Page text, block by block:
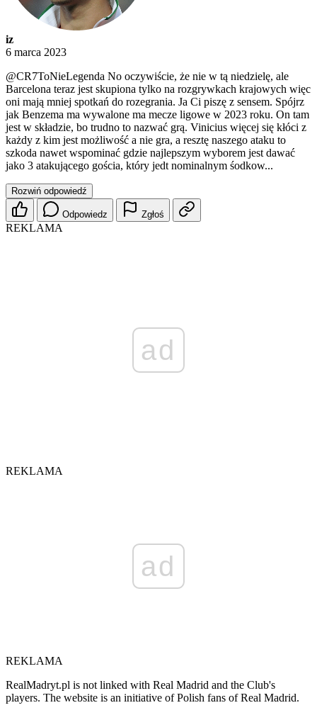
iz
6 marca 2023
@CR7ToNieLegenda No oczywiście, że nie w tą niedzielę, ale
Barcelona teraz jest skupiona tylko na rozgrywkach krajowych więc
oni mają mniej spotkań do rozegrania. Ja Ci piszę z sensem. Spójrz
jak Benzema ma wywalone ma mecze ligowe w 2023 roku. On tam
jest w składzie, bo trudno to nazwać grą. Vinicius więcej się kłóci z
każdy z kim jest możliwość a nie gra, a resztę naszego ataku to
szkoda nawet wspominać gdzie najlepszym wyborem jest dawać
jako 3 atakującego gościa, który jedt nominalnym śodkow...
Rozwiń odpowiedź
Odpowiedz Zgłoś
REKLAMA
ad
REKLAMA
ad
REKLAMA
RealMadryt.pl is not linked with Real Madrid and the Club's
players. The website is an initiative of Polish fans of Real Madrid.